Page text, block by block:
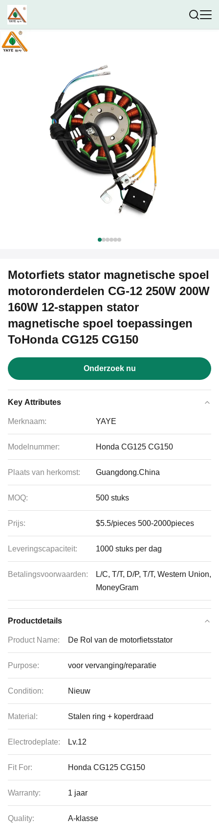
Motorfiets stator magnetische spoel
motoronderdelen CG-12 250W 200W
160W 12-stappen stator
magnetische spoel toepassingen
ToHonda CG125 CG150
Onderzoek nu
Key Attributes
Merknaam: YAYE
Modelnummer: Honda CG125 CG150
Plaats van herkomst: Guangdong.China
MOQ: 500 stuks
Prijs: $5.5/pieces 500-2000pieces
Leveringscapaciteit: 1000 stuks per dag
Betalingsvoorwaarden:
L/C, T/T, D/P, T/T, Western Union,
MoneyGram
Productdetails
Product Name: De Rol van de motorfietsstator
Purpose: voor vervanging/reparatie
Condition: Nieuw
Material: Stalen ring + koperdraad
Electrodeplate: Lv.12
Fit For: Honda CG125 CG150
Warranty: 1 jaar
Quality: A-klasse